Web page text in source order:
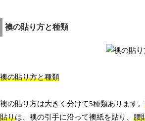
襖の貼り方と種類
襖の貼り方と種類
襖の貼り方は大きく分けて5種類あります。
貼りは、襖の引手に沿って襖紙を貼り、 腰